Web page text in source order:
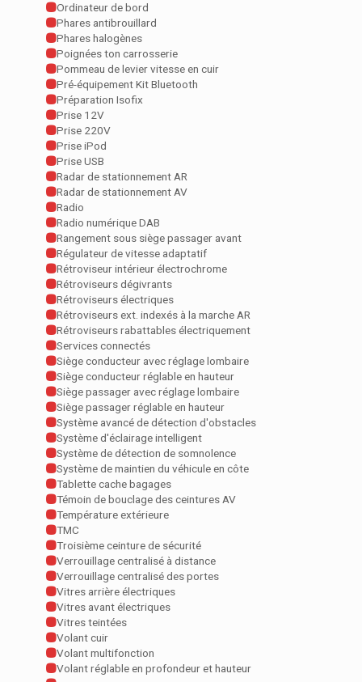
Ordinateur de bord
Phares antibrouillard
Phares halogènes
Poignées ton carrosserie
Pommeau de levier vitesse en cuir
Pré-équipement Kit Bluetooth
Préparation Isofix
Prise 12V
Prise 220V
Prise iPod
Prise USB
Radar de stationnement AR
Radar de stationnement AV
Radio
Radio numérique DAB
Rangement sous siège passager avant
Régulateur de vitesse adaptatif
Rétroviseur intérieur électrochrome
Rétroviseurs dégivrants
Rétroviseurs électriques
Rétroviseurs ext. indexés à la marche AR
Rétroviseurs rabattables électriquement
Services connectés
Siège conducteur avec réglage lombaire
Siège conducteur réglable en hauteur
Siège passager avec réglage lombaire
Siège passager réglable en hauteur
Système avancé de détection d'obstacles
Système d'éclairage intelligent
Système de détection de somnolence
Système de maintien du véhicule en côte
Tablette cache bagages
Témoin de bouclage des ceintures AV
Température extérieure
TMC
Troisième ceinture de sécurité
Verrouillage centralisé à distance
Verrouillage centralisé des portes
Vitres arrière électriques
Vitres avant électriques
Vitres teintées
Volant cuir
Volant multifonction
Volant réglable en profondeur et hauteur